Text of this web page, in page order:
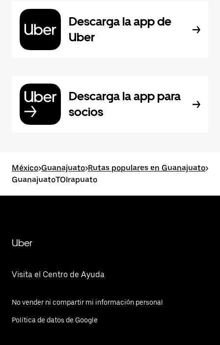
Descarga la app de
Uber
Descarga la app para
socios
México>Guanajuato>Rutas populares en Guanajuato>
GuanajuatoTOIrapuato
Uber
Visita el Centro de Ayuda
No vender ni compartir mi información personal
Política de datos de Google